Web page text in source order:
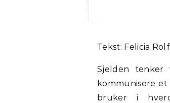
Tekst: Felicia
Sjelden
kommunisere
bruker i